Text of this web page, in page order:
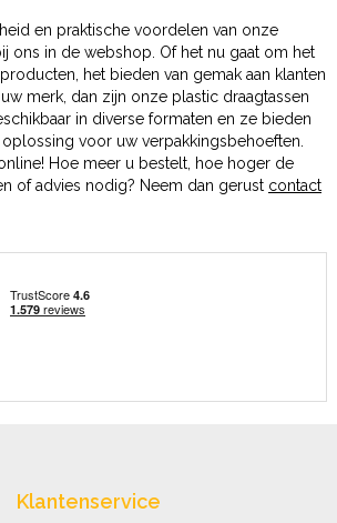
en praktische voordelen van onze
ons in de webshop. Of het nu gaat om het
het bieden van gemak aan klanten
merk, dan zijn onze plastic draagtassen
in diverse formaten en ze bieden
voor uw verpakkingsbehoeften.
Hoe meer u bestelt, hoe hoger de
of advies nodig? Neem dan gerust contact
Klantenservice